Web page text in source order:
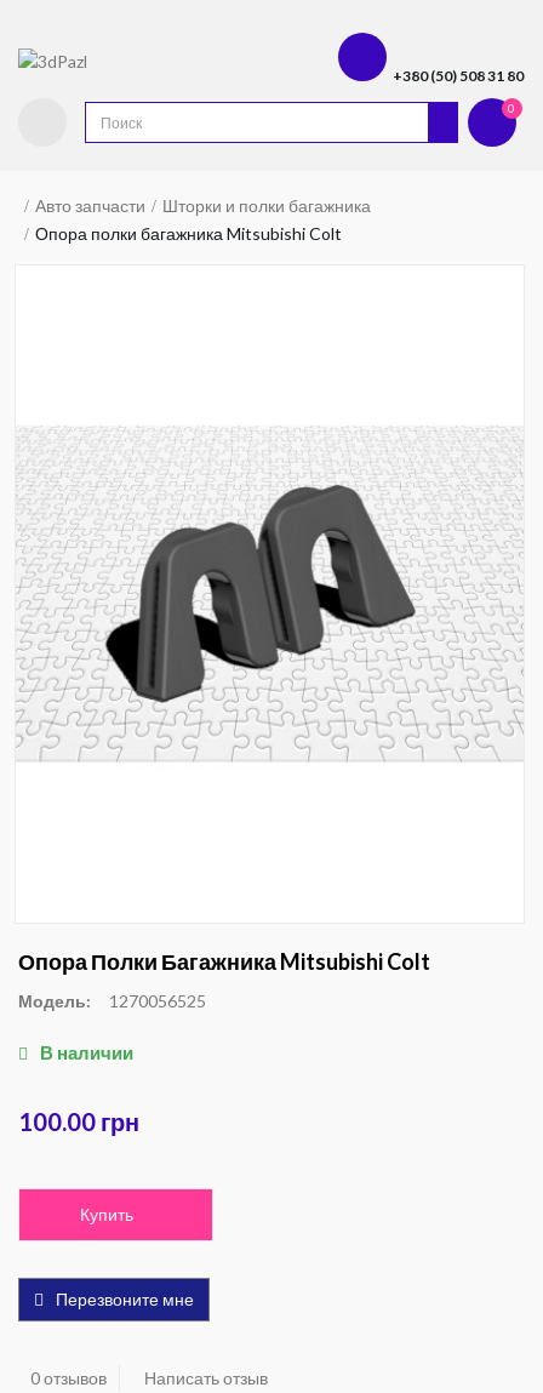
+380 (50) 508 31 80
0
Авто запчасти
Шторки и полки багажника
Опора полки багажника Mitsubishi Colt
Опора Полки Багажника Mitsubishi Colt
Модель: 1270056525
В наличии
100.00 грн
Купить
Перезвоните мне
0 отзывов Написать отзыв